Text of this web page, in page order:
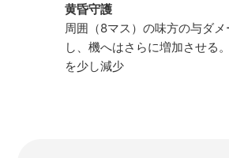
黄昏守護
周囲（8マス）の味方の与ダ
し、機へはさらに増加させる
を少し減少